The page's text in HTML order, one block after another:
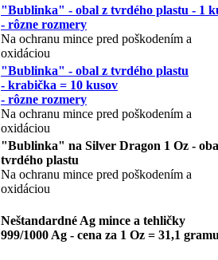
"Bublinka" - obal z tvrdého plastu - 1
- rôzne rozmery
Na ochranu mince pred poškodením a
oxidáciou
"Bublinka" - obal z tvrdého plastu
- krabička = 10 kusov
- rôzne rozmery
Na ochranu mince pred poškodením a
oxidáciou
"Bublinka" na Silver Dragon 1 Oz -
tvrdého plastu
Na ochranu mince pred poškodením a
oxidáciou
Neštandardné Ag mince a tehličky
999/1000 Ag - cena za 1 Oz = 31,1